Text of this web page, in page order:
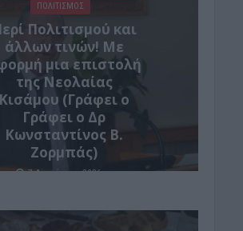
ΠΟΛΙΤΙΣΜΟΣ
Πολιτισμού και
άλλων τινών! Mε
μια επιστολή
της Νεολαίας
Κισάμου (Γράφει ο
Γράφει ο Δρ
Κωνσταντίνος Β.
Ζορμπάς)
7 Αυγούστου 2026